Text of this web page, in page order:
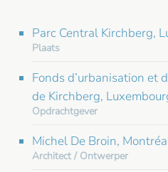
Parc Central Kirchberg,
Plaats
Fonds d’urbanisation et
de Kirchberg,
Opdrachtgever
Michel De Broin,
Architect / Ontwerper